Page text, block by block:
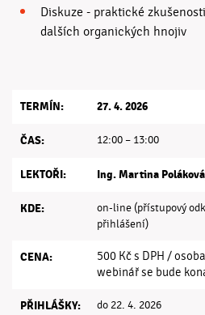
Diskuze - praktické
dalších organických hnojiv
TERMÍN: 27. 4. 2026
ČAS: 12:00 – 13:00
LEKTOŘI: Ing. Martina
KDE:
on-line (přístupový
přihlášení)
CENA:
500 Kč s DPH / osoba
webinář se bude
PŘIHLÁŠKY:
do 22. 4. 2026